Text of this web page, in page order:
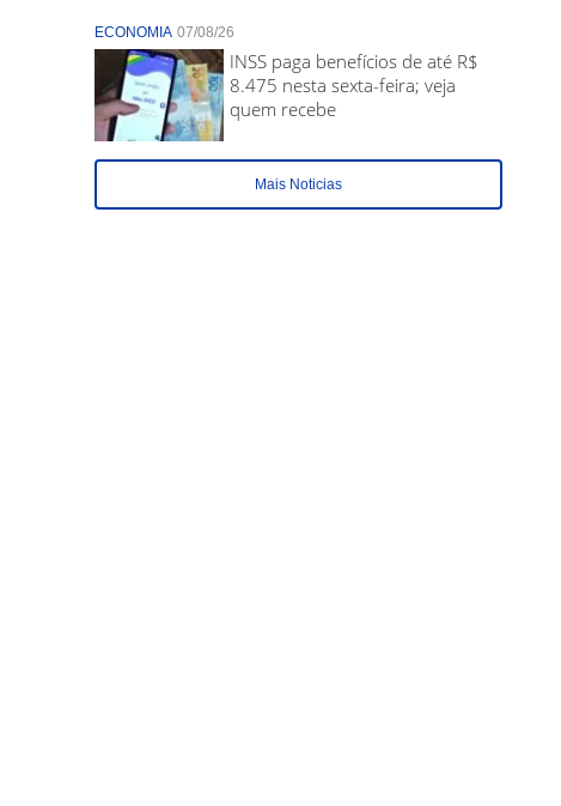
ECONOMIA 07/08/26
INSS paga benefícios de até R$
8.475 nesta sexta-feira; veja
quem recebe
Mais Noticias